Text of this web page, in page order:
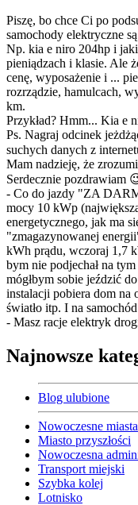
Piszę, bo chce Ci po
samochody elektryczne
Np. kia e niro 204hp i
pieniądzach i klasie. Ale
cenę, wyposażenie i ...
rozrządzie, hamulcach,
km.
Przykład? Hmm... Kia e
Ps. Nagraj odcinek
suchych danych z
Mam nadzieję, że
Serdecznie pozdrawiam
- Co do jazdy "ZA
mocy 10 kWp
energetycznego, jak ma
"zmagazynowanej
kWh prądu, wczoraj 1,7
bym nie podjechał na
mógłbym sobie jeździć
instalacji pobiera dom na
światło itp. I na
- Masz racje elektryk
Najnowsze
Blog ulubione
Nowoczesne miasta
Miasto przyszłości
Nowoczesna
Transport miejski
Szybka kolej
Lotnisko